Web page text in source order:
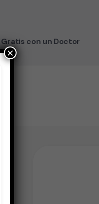
Gratis con un Doctor
×